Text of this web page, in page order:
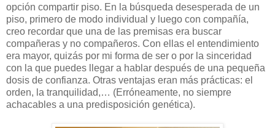
opción compartir piso. En la búsqueda desesperada de un
piso, primero de modo individual y luego con compañía,
creo recordar que una de las premisas era buscar
compañeras y no compañeros. Con ellas el entendimiento
era mayor, quizás por mi forma de ser o por la sinceridad
con la que puedes llegar a hablar después de una pequeña
dosis de confianza. Otras ventajas eran más prácticas: el
orden, la tranquilidad,… (Erróneamente, no siempre
achacables a una predisposición genética).